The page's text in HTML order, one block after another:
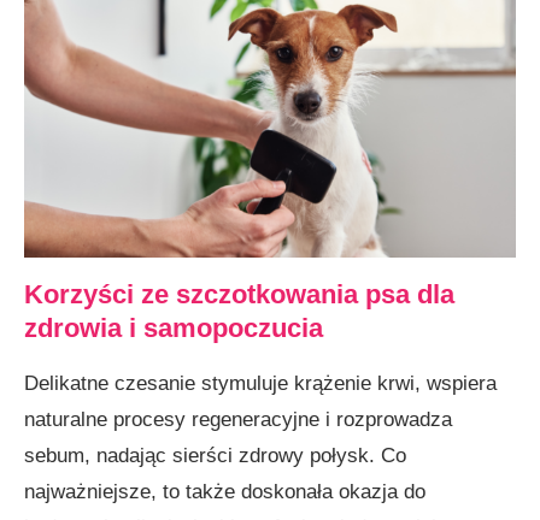
Korzyści ze szczotkowania psa dla
zdrowia i samopoczucia
Delikatne czesanie stymuluje krążenie krwi, wspiera
naturalne procesy regeneracyjne i rozprowadza
sebum, nadając sierści zdrowy połysk. Co
najważniejsze, to także doskonała okazja do